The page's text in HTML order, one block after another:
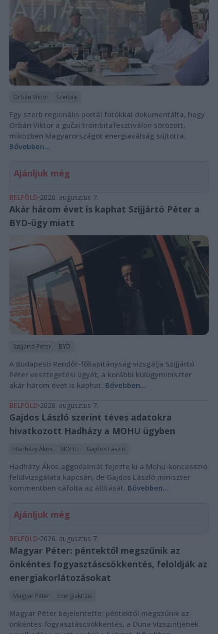
Orbán Viktor Szerbia
Egy szerb regionális portál fotókkal dokumentálta, hogy
Orbán Viktor a gučai trombitafesztiválon sörözött,
miközben Magyarországot energiaválság sújtotta.
Bővebben...
Ajánljuk még
BELFÖLD 2026. augusztus 7.
Akár három évet is kaphat Szijjártó Péter a
BYD-ügy miatt
Szijjártó Péter BYD
A Budapesti Rendőr-főkapitányság vizsgálja Szijjártó
Péter vesztegetési ügyét, a korábbi külügyminiszter
akár három évet is kaphat. Bővebben...
BELFÖLD 2026. augusztus 7.
Gajdos László szerint téves adatokra
hivatkozott Hadházy a MOHU ügyben
Hadházy Ákos MOHU Gajdos László
Hadházy Ákos aggodalmát fejezte ki a Mohu-koncesszió
felülvizsgálata kapcsán, de Gajdos László miniszter
kommentben cáfolta az állítását. Bővebben...
Ajánljuk még
BELFÖLD 2026. augusztus 7.
Magyar Péter: péntektől megszűnik az
önkéntes fogyasztáscsökkentés, feloldják az
energiakorlátozásokat
Magyar Péter Energiakrízis
Magyar Péter bejelentette: péntektől megszűnik az
önkéntes fogyasztáscsökkentés, a Duna vízszintjének